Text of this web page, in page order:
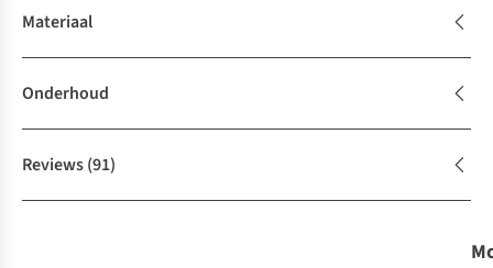
Materiaal
Onderhoud
Reviews(91)